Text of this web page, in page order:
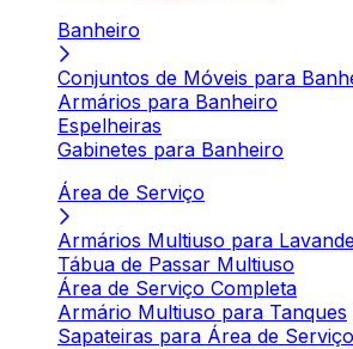
Banheiro
Conjuntos de Móveis para
Armários para Banheiro
Espelheiras
Gabinetes para Banheiro
Área de Serviço
Armários Multiuso para
Tábua de Passar Multiuso
Área de Serviço Completa
Armário Multiuso para Tanques
Sapateiras para Área de Serviço